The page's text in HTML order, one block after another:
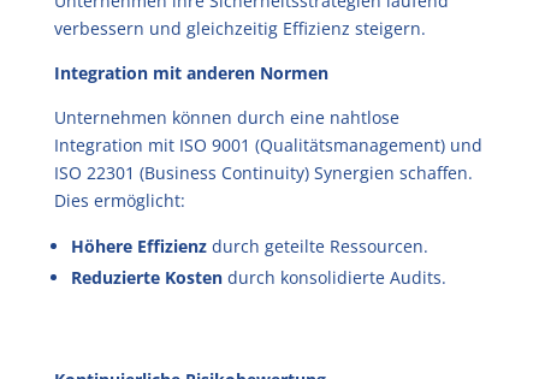
verbessern und gleichzeitig Effizienz steigern.
Integration mit anderen Normen
Unternehmen können durch eine nahtlose
Integration mit ISO 9001 (Qualitätsmanagement) und
ISO 22301 (Business Continuity) Synergien schaffen.
Dies ermöglicht:
Höhere Effizienzdurch geteilte Ressourcen.
Reduzierte Kostendurch konsolidierte Audits.